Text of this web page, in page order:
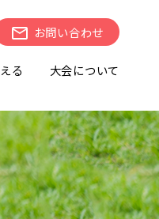
お問い合わせ
る 大会について